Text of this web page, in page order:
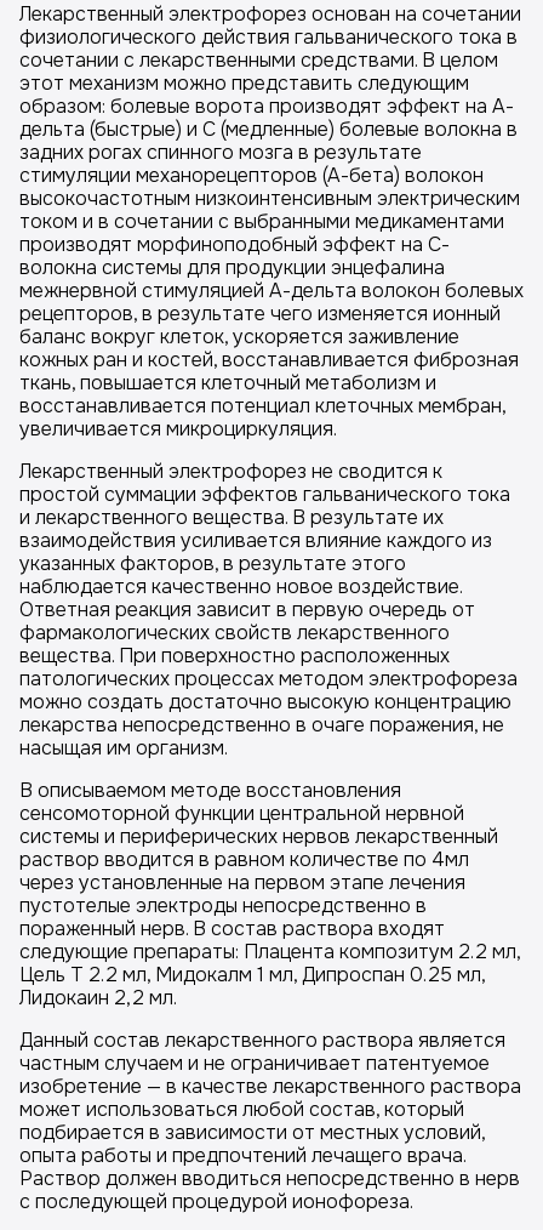
Лекарственный электрофорез основан на сочетании
физиологического действия гальванического тока в
сочетании с лекарственными средствами. В целом
этот механизм можно представить следующим
образом: болевые ворота производят эффект на А-
дельта (быстрые) и С (медленные) болевые волокна в
задних рогах спинного мозга в результате
стимуляции механорецепторов (А-бета) волокон
высокочастотным низкоинтенсивным электрическим
током и в сочетании с выбранными медикаментами
производят морфиноподобный эффект на С-
волокна системы для продукции энцефалина
межнервной стимуляцией А-дельта волокон болевых
рецепторов, в результате чего изменяется ионный
баланс вокруг клеток, ускоряется заживление
кожных ран и костей, восстанавливается фиброзная
ткань, повышается клеточный метаболизм и
восстанавливается потенциал клеточных мембран,
увеличивается микроциркуляция.
Лекарственный электрофорез не сводится к
простой суммации эффектов гальванического тока
и лекарственного вещества. В результате их
взаимодействия усиливается влияние каждого из
указанных факторов, в результате этого
наблюдается качественно новое воздействие.
Ответная реакция зависит в первую очередь от
фармакологических свойств лекарственного
вещества. При поверхностно расположенных
патологических процессах методом электрофореза
можно создать достаточно высокую концентрацию
лекарства непосредственно в очаге поражения, не
насыщая им организм.
В описываемом методе восстановления
сенсомоторной функции центральной нервной
системы и периферических нервов лекарственный
раствор вводится в равном количестве по 4мл
через установленные на первом этапе лечения
пустотелые электроды непосредственно в
пораженный нерв. В состав раствора входят
следующие препараты: Плацента композитум 2.2 мл,
Цель Т 2.2 мл, Мидокалм 1 мл, Дипроспан 0.25 мл,
Лидокаин 2,2 мл.
Данный состав лекарственного раствора является
частным случаем и не ограничивает патентуемое
изобретение — в качестве лекарственного раствора
может использоваться любой состав, который
подбирается в зависимости от местных условий,
опыта работы и предпочтений лечащего врача.
Раствор должен вводиться непосредственно в нерв
с последующей процедурой ионофореза.